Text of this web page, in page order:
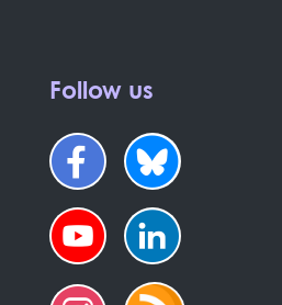
Follow us